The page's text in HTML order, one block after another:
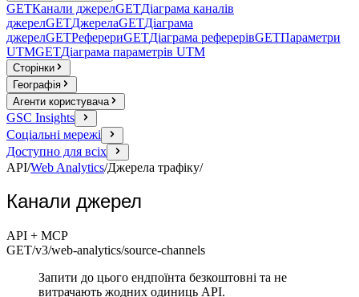
GETКанали джерелGETДіаграма каналів
джерелGETДжерелаGETДіаграма
джерелGETРеферериGETДіаграма реферерівGETПараметри
UTMGETДіаграма параметрів UTM
Сторінки
Географія
Агенти користувача
GSC Insights
Соціальні мережі
Доступно для всіх
API/Web Analytics/Джерела трафіку/
Канали джерел
API + MCP
GET/v3/web-analytics/source-channels
Запити до цього ендпоїнта безкоштовні та не
витрачають жодних одиниць API.